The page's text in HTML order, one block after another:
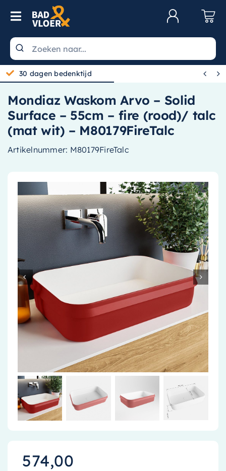
Skip to content
Toggle Navigation
Wastafels
Toiletten
Spiegels
Kranen
Douche
Baden
Radiatoren
Accessoires
Installatiemateriaal
Klimaatbeheersing
PVC
Tegels
30 dagen bedenktijd  
Mondiaz Waskom Arvo – Solid
Surface – 55cm – fire (rood)/ talc
(mat wit) – M80179FireTalc
Artikelnummer: M80179FireTalc
574,00